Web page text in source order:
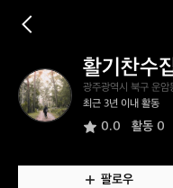
활
기
찬
가
활기찬수
광주광역시 북구 운암
최근 3년 이내 활동
0.0 활동 0
팔로우